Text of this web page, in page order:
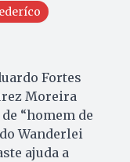
Fortes
Moreira
“homem de
Wanderlei
ajuda a